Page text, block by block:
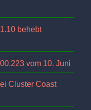
behebt
vom 10. Juni
Cluster Coast